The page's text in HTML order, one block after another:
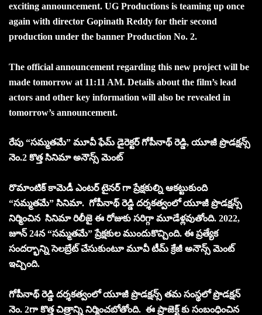
exciting announcement. UG Productions is teaming up once
again with director Gopinath Reddy for their second
production under the banner Production No. 2.
The official announcement regarding this new project will be
made tomorrow at 11:11 AM. Details about the film’s lead
actors and other key information will also be revealed in
tomorrow’s announcement.
రేపు “సమ్మతమే” మూవీ ఫేమ్ డైరెక్టర్ గోపీనాథ్ రెడ్డి, యూజీ ప్రొడక్షన్స్
నెం.2 కొత్త సినిమా అనౌన్స్ మెంట్
రొమాంటిక్ కామెడీ ఎంటర్ టైనర్ గా ప్రేక్షకుల్ని ఆకట్టుకుంది
“సమ్మతమే” సినిమా. గోపీనాథ్ రెడ్డి దర్శకత్వంలో యూజీ ప్రొడక్షన్స్
నిర్మించిన సినిమా రిలీజై ఈ రోజుకు సరిగ్గా మూడేళ్లవుతోంది. 2022,
జూన్ 24న “సమ్మతమే” ప్రేక్షకుల ముందుకొచ్చింది. ఈ ప్రత్యేక
సందర్భాన్ని సెలబ్రేట్ చేసుకుంటూ మూవీ టీమ్ క్రేజీ అనౌన్స్ మెంట్
ఇచ్చింది.
గోపీనాథ్ రెడ్డి దర్శకత్వంలో యూజీ ప్రొడక్షన్స్ తమ సంస్థలో ప్రొడక్షన్
నెం. 2గా కొత్త చిత్రాన్ని నిర్మించబోతోంది. ఈ ప్రాజెక్ట్ కు సంబంధించిన